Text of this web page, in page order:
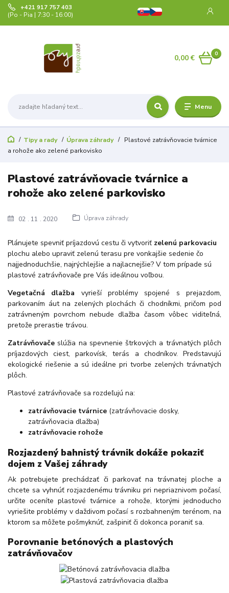
Menu
+421 917 757 403
(Po - Pia | 7:30 - 16:00)
0
0,00 €
Tipy a rady Úprava záhrady
Plastové zatrávňovacie tvárnice
a rohože ako zelené parkovisko
02 11 2020 Úprava záhrady
Plastové zatrávňovacie tvárnice a
rohože ako zelené parkovisko
Plánujete spevniť príjazdovú cestu či vytvoriť zelenú parkovaciu
plochu alebo upraviť zelenú terasu pre vonkajšie sedenie čo
najjednoduchšie, najrýchlejšie a najlacnejšie? V tom prípade sú
plastové zatrávňovače pre Vás ideálnou voľbou.
Vegetačná dlažba vyrieší problémy spojené s prejazdom,
parkovaním áut na zelených plochách či chodníkmi, pričom pod
zatrávneným povrchom nebude dlažba časom vôbec viditeľná,
pretože prerastie trávou.
Zatrávňovačeslúžia na spevnenie štrkových a trávnatých plôch
príjazdových ciest, parkovísk, terás a chodníkov. Predstavujú
ekologické riešenie a sú ideálne pri tvorbe zelených trávnatých
plôch.
Plastové zatrávňovače sa rozdeľujú na:
zatrávňovacie tvárnice (zatrávňovacie dosky,
zatrávňovacia dlažba)
zatrávňovacie rohože
Rozjazdený bahnistý trávnik dokáže pokaziť
dojem z Vašej záhrady
Ak potrebujete prechádzať či parkovať na trávnatej ploche a
chcete sa vyhnúť rozjazdenému trávniku pri nepriaznivom počasí,
určite oceníte plastové tvárnice a rohože, ktorými jednoducho
vyriešite problémy v daždivom počasí s rozbahneným terénom, na
ktorom sa môžete pošmyknúť, zašpiniť či dokonca poraniť sa.
Porovnanie betónových a plastových
zatrávňovačov